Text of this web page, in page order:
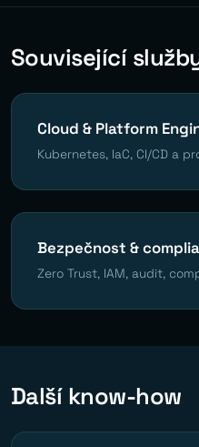
Související
Cloud & Platform
Kubernetes, IaC, CI/CD a
Bezpečnost &
Zero Trust, IAM, audit,
Další know-how